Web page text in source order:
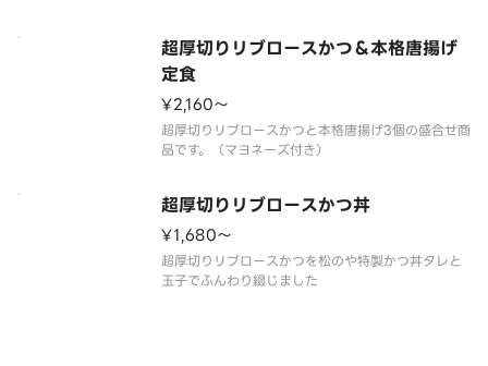
超厚切りリブロースかつ＆本格唐揚げ
定食
¥2,160〜
超厚切りリブロースかつと本格唐揚げ3個の盛合せ商
超厚切りリブロースかつ丼
¥1,680〜
超厚切りリブロースかつを松のや特製かつ丼タレと